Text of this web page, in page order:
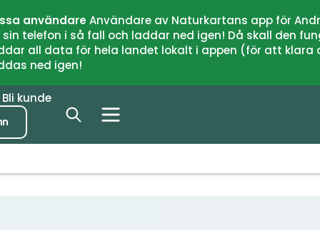
användareAnvändare av Naturkartans app för
telefon i så fall och laddar ned igen! Då skall den
all data för hela landet lokalt i appen (för att
ned igen!
Bli kunde